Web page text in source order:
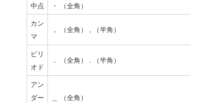
中点
・ （全角）
カン
マ
， （全角） , （半角）
ピリ
オド
． （全角） . （半角）
アン
ダー
＿ （全角）